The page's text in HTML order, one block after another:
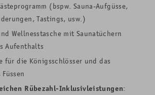
(bspw. Sauna-Aufgüsse,
Tastings, usw.)
Wellnesstasche mit Saunatüchern
Aufenthalts
für die Königsschlösser und das
Rübezahl-Inklusivleistungen: